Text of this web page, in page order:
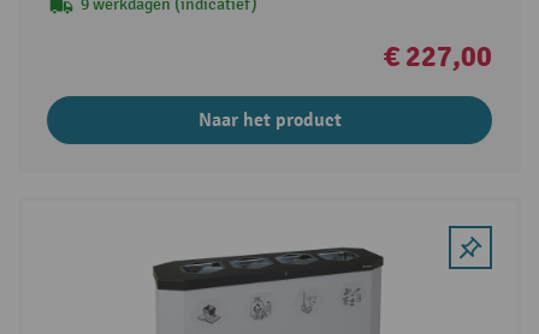
9 werkdagen (indicatief)
€ 227,00
Naar het product